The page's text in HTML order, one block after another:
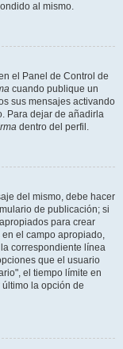
al mismo.
el Panel de Control de
cuando publique un
sus mensajes activando
Para dejar de añadirla
dentro del perfil.
del mismo, debe hacer
de publicación; si
para crear
el campo apropiado,
correspondiente línea
que el usuario
el tiempo límite en
la opción de